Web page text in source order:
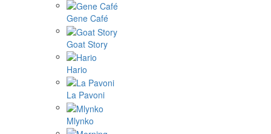
Gene Café
Goat Story
Hario
La Pavoni
Mlynko